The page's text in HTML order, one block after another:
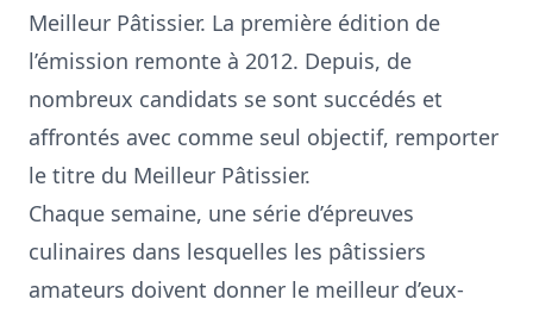
Meilleur Pâtissier. La première édition de
l’émission remonte à 2012. Depuis, de
nombreux candidats se sont succédés et
affrontés avec comme seul objectif, remporter
le titre du Meilleur Pâtissier.
Chaque semaine, une série d’épreuves
culinaires dans lesquelles les pâtissiers
amateurs doivent donner le meilleur d’eux-